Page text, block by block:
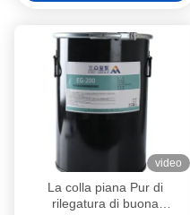
video
La colla piana Pur di
rilegatura di buona